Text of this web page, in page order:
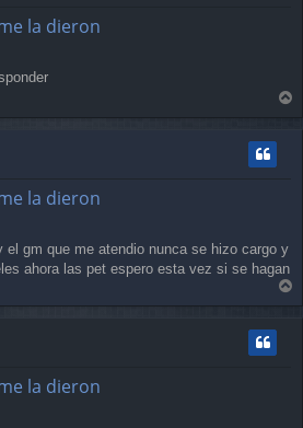
la dieron
la dieron
gm que me atendio nunca se hizo cargo y
ahora las pet espero esta vez si se hagan
o
la dieron